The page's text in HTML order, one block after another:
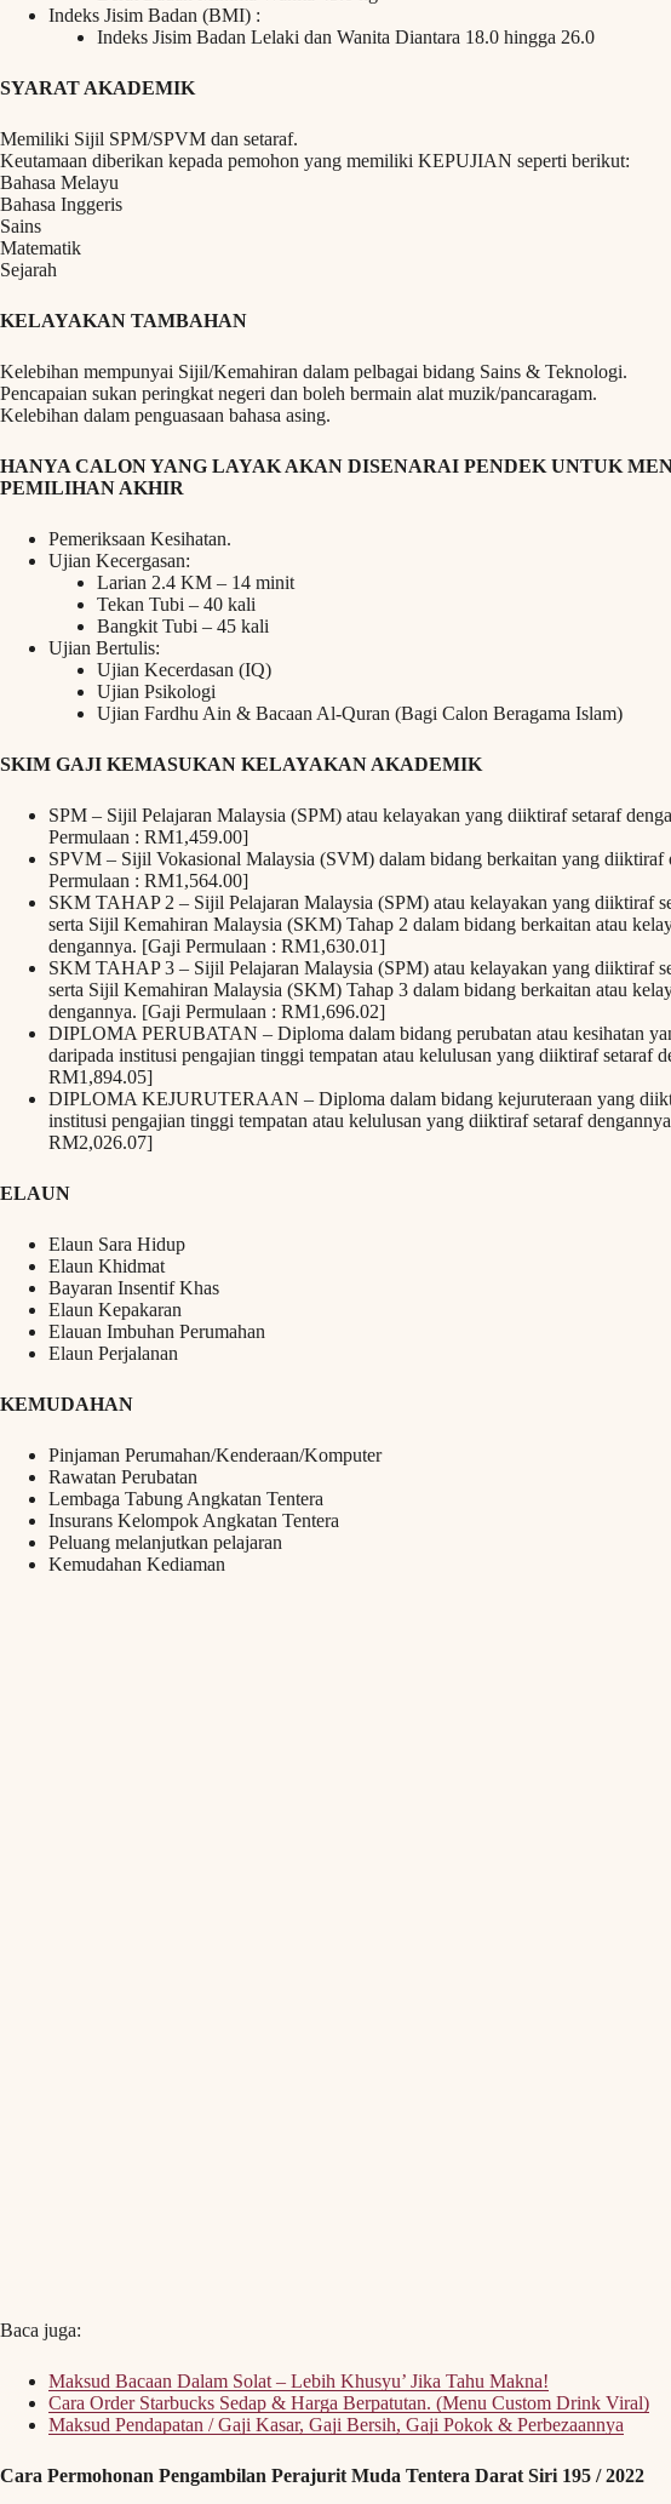
Indeks Jisim Badan (BMI) :
Indeks Jisim Badan Lelaki dan Wanita Diantara 18.0 hingga 26.0
SYARAT AKADEMIK
Memiliki Sijil SPM/SPVM dan setaraf.
Keutamaan diberikan kepada pemohon yang memiliki KEPUJIAN seperti berikut:
Bahasa Melayu
Bahasa Inggeris
Sains
Matematik
Sejarah
KELAYAKAN TAMBAHAN
Kelebihan mempunyai Sijil/Kemahiran dalam pelbagai bidang Sains & Teknologi.
Pencapaian sukan peringkat negeri dan boleh bermain alat muzik/pancaragam.
Kelebihan dalam penguasaan bahasa asing.
HANYA CALON YANG LAYAK AKAN DISENARAI PENDEK UNTUK
PEMILIHAN AKHIR
Pemeriksaan Kesihatan.
Ujian Kecergasan:
Larian 2.4 KM – 14 minit
Tekan Tubi – 40 kali
Bangkit Tubi – 45 kali
Ujian Bertulis:
Ujian Kecerdasan (IQ)
Ujian Psikologi
Ujian Fardhu Ain & Bacaan Al-Quran (Bagi Calon Beragama Islam)
SKIM GAJI KEMASUKAN KELAYAKAN AKADEMIK
SPM – Sijil Pelajaran Malaysia (SPM) atau kelayakan yang diiktiraf setaraf
Permulaan : RM1,459.00]
SPVM – Sijil Vokasional Malaysia (SVM) dalam bidang berkaitan yang diiktiraf
Permulaan : RM1,564.00]
SKM TAHAP 2 – Sijil Pelajaran Malaysia (SPM) atau kelayakan yang diiktiraf
serta Sijil Kemahiran Malaysia (SKM) Tahap 2 dalam bidang berkaitan atau
dengannya. [Gaji Permulaan : RM1,630.01]
SKM TAHAP 3 – Sijil Pelajaran Malaysia (SPM) atau kelayakan yang diiktiraf
serta Sijil Kemahiran Malaysia (SKM) Tahap 3 dalam bidang berkaitan atau
dengannya. [Gaji Permulaan : RM1,696.02]
DIPLOMA PERUBATAN – Diploma dalam bidang perubatan atau kesihatan
daripada institusi pengajian tinggi tempatan atau kelulusan yang diiktiraf setaraf
RM1,894.05]
DIPLOMA KEJURUTERAAN – Diploma dalam bidang kejuruteraan yang
institusi pengajian tinggi tempatan atau kelulusan yang diiktiraf setaraf
RM2,026.07]
ELAUN
Elaun Sara Hidup
Elaun Khidmat
Bayaran Insentif Khas
Elaun Kepakaran
Elauan Imbuhan Perumahan
Elaun Perjalanan
KEMUDAHAN
Pinjaman Perumahan/Kenderaan/Komputer
Rawatan Perubatan
Lembaga Tabung Angkatan Tentera
Insurans Kelompok Angkatan Tentera
Peluang melanjutkan pelajaran
Kemudahan Kediaman
Baca juga:
Maksud Bacaan Dalam Solat – Lebih Khusyu’ Jika Tahu Makna!
Cara Order Starbucks Sedap & Harga Berpatutan. (Menu Custom Drink Viral)
Maksud Pendapatan / Gaji Kasar, Gaji Bersih, Gaji Pokok & Perbezaannya
Cara Permohonan Pengambilan Perajurit Muda Tentera Darat Siri 195 / 2022